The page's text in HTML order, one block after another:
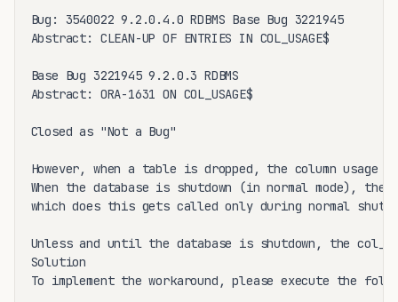
Bug: 3540022 9.2.0.4.0 RDBMS Base Bug 3221945
Abstract: CLEAN-UP OF ENTRIES IN COL_USAGE$
Base Bug 3221945 9.2.0.3 RDBMS
Abstract: ORA-1631 ON COL_USAGE$
Closed as "Not a Bug"
However, when a table is dropped, the column
When the database is shutdown (in normal mode),
which does this gets called only during normal
Unless and until the database is shutdown, the
Solution
To implement the workaround, please execute the